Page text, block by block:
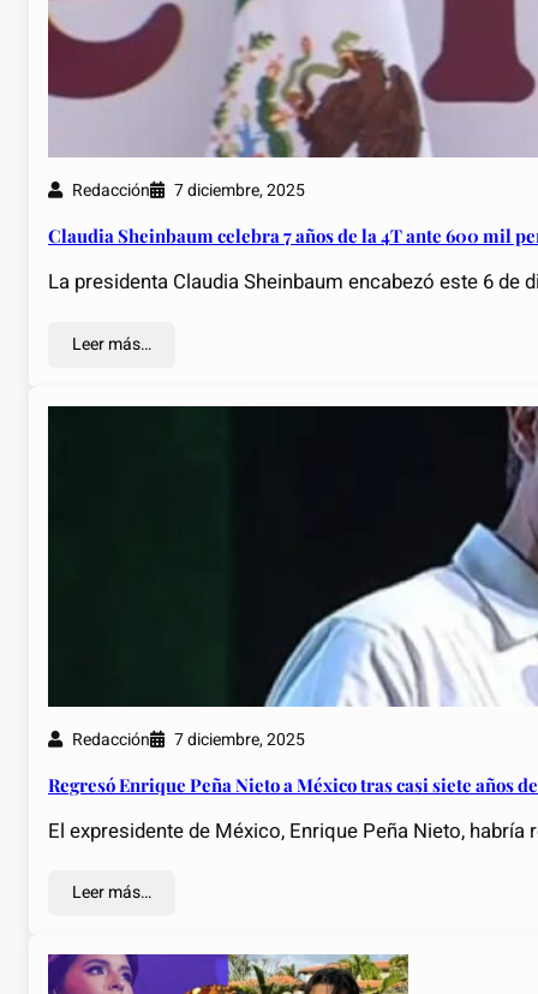
Redacción 7 diciembre, 2025
Claudia Sheinbaum celebra 7 años de la 4T ante 600 mil
La presidenta Claudia Sheinbaum encabezó este 6
Leer más…
Redacción 7 diciembre, 2025
Regresó Enrique Peña Nieto a México tras casi siete años
El expresidente de México, Enrique Peña Nieto,
Leer más…